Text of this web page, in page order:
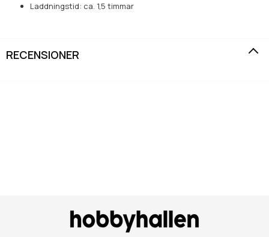
Laddningstid: ca. 1,5 timmar
RECENSIONER